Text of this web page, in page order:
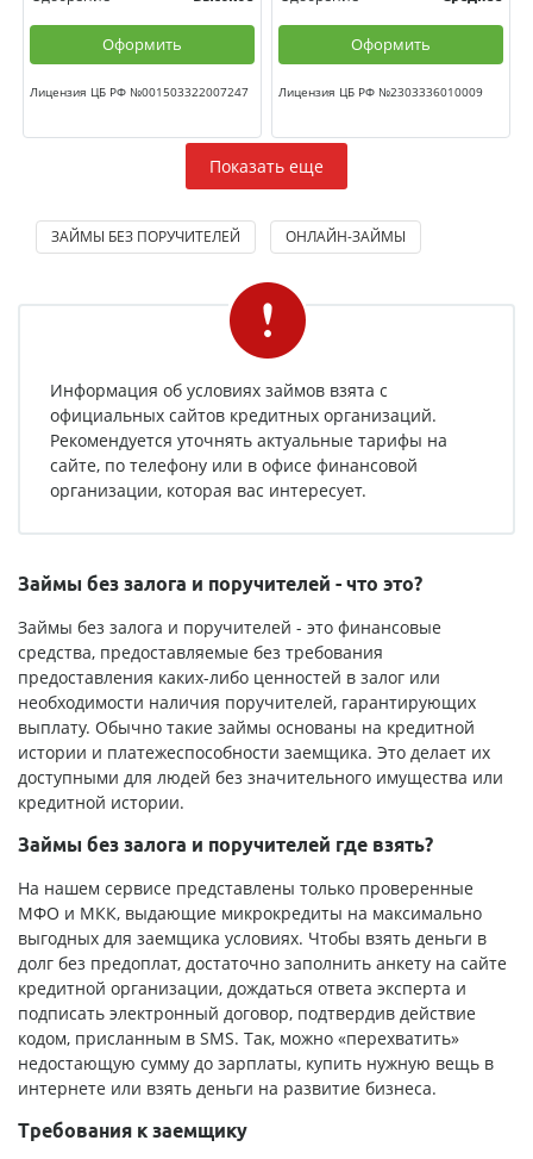
Оформить
Лицензия ЦБ РФ №001503322007247
Оформить
Лицензия ЦБ РФ №2303336010009
Показать еще
ЗАЙМЫ БЕЗ ПОРУЧИТЕЛЕЙ ОНЛАЙН-ЗАЙМЫ
Информация об условиях займов взята с
официальных сайтов кредитных организаций.
Рекомендуется уточнять актуальные тарифы на
сайте, по телефону или в офисе финансовой
организации, которая вас интересует.
Займы без залога и поручителей - что это?
Займы без залога и поручителей - это финансовые
средства, предоставляемые без требования
предоставления каких-либо ценностей в залог или
необходимости наличия поручителей, гарантирующих
выплату. Обычно такие займы основаны на кредитной
истории и платежеспособности заемщика. Это делает их
доступными для людей без значительного имущества или
кредитной истории.
Займы без залога и поручителей где взять?
На нашем сервисе представлены только проверенные
МФО и МКК, выдающие микрокредиты на максимально
выгодных для заемщика условиях. Чтобы взять деньги в
долг без предоплат, достаточно заполнить анкету на сайте
кредитной организации, дождаться ответа эксперта и
подписать электронный договор, подтвердив действие
кодом, присланным в SMS. Так, можно «перехватить»
недостающую сумму до зарплаты, купить нужную вещь в
интернете или взять деньги на развитие бизнеса.
Требования к заемщику